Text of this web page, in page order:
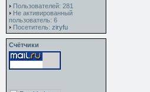
Пользователей: 281
Не активированный
пользователь: 6
Посетитель: ziryfu
Счётчики